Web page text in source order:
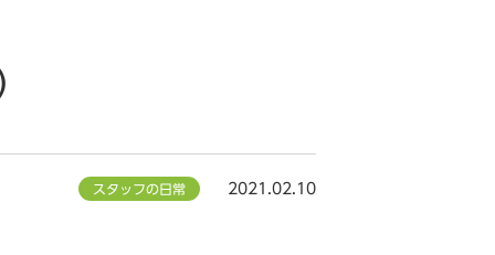
スタッフの日常 2021.02.10